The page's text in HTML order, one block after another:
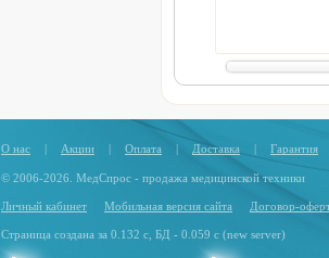
О нас | Акции | Оплата | Доставка | Гарантия
© 2006-2026. МедСпрос - продажа медицинской техники
Личный кабинет Мобильная версия сайта Договор-
Страница создана за 0.132 с, БД - 0.059 с (new server)